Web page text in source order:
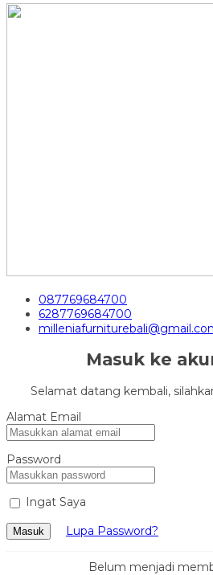
087769684700
6287769684700
Masuk ke
Selamat datang kembali,
Alamat Email
Password
Ingat Saya
Masuk Lupa Password?
Belum menjadi